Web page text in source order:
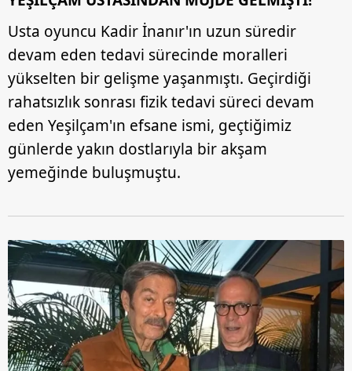
Usta oyuncu Kadir İnanır'ın uzun süredir
devam eden tedavi sürecinde moralleri
yükselten bir gelişme yaşanmıştı. Geçirdiği
rahatsızlık sonrası fizik tedavi süreci devam
eden Yeşilçam'ın efsane ismi, geçtiğimiz
günlerde yakın dostlarıyla bir akşam
yemeğinde buluşmuştu.